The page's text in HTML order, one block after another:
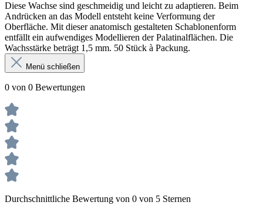
Diese Wachse sind geschmeidig und leicht zu adaptieren. Beim
Andrücken an das Modell entsteht keine Verformung der
Oberfläche. Mit dieser anatomisch gestalteten Schablonenform
entfällt ein aufwendiges Modellieren der Palatinalflächen. Die
Wachsstärke beträgt 1,5 mm. 50 Stück à Packung.
Menü schließen
0 von 0 Bewertungen
Durchschnittliche Bewertung von 0 von 5 Sternen